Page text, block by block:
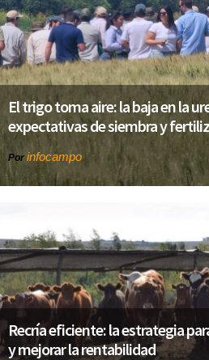
El trigo toma aire: la baja en la
expectativas de siembra y
Por infocampo
Recría eficiente: la estrategia
y mejorar la rentabilidad